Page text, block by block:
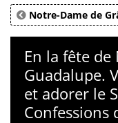
Notre-Dame de
En la fête
Guadalupe.
et adorer le
Confessions